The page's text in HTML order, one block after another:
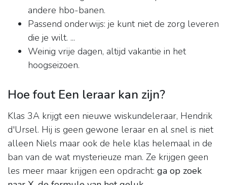
andere hbo-banen.
Passend onderwijs: je kunt niet de zorg leveren
die je wilt. ...
Weinig vrije dagen, altijd vakantie in het
hoogseizoen.
Hoe fout Een leraar kan zijn?
Klas 3A krijgt een nieuwe wiskundeleraar, Hendrik
d'Ursel. Hij is geen gewone leraar en al snel is niet
alleen Niels maar ook de hele klas helemaal in de
ban van de wat mysterieuze man. Ze krijgen geen
les meer maar krijgen een opdracht: ga op zoek